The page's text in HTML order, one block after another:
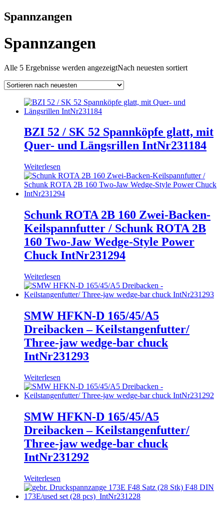
Spannzangen
Spannzangen
Alle 5 Ergebnisse werden angezeigtNach neuesten sortiert
BZI 52 / SK 52 Spannköpfe glatt, mit
Quer- und Längsrillen IntNr231184
Weiterlesen
Schunk ROTA 2B 160 Zwei-Backen-
Keilspannfutter / Schunk ROTA 2B
160 Two-Jaw Wedge-Style Power
Chuck IntNr231294
Weiterlesen
SMW HFKN-D 165/45/A5
Dreibacken – Keilstangenfutter/
Three-jaw wedge-bar chuck
IntNr231293
Weiterlesen
SMW HFKN-D 165/45/A5
Dreibacken – Keilstangenfutter/
Three-jaw wedge-bar chuck
IntNr231292
Weiterlesen